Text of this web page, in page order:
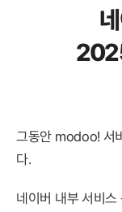
그동안 modoo! 서
다.
네이버 내부 서비